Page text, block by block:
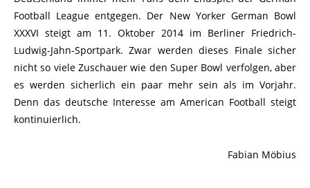
Football League entgegen. Der New Yorker German Bowl
XXXVI steigt am 11. Oktober 2014 im Berliner Friedrich-
Ludwig-Jahn-Sportpark. Zwar werden dieses Finale sicher
nicht so viele Zuschauer wie den Super Bowl verfolgen, aber
es werden sicherlich ein paar mehr sein als im Vorjahr.
Denn das deutsche Interesse am American Football steigt
kontinuierlich.
Fabian Möbius